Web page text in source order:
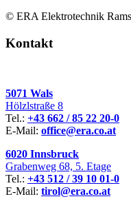
© ERA Elektrotechnik
Kontakt
5071 Wals
Hölzlstraße 8
Tel.: +43 662 / 85 22 20-0
E-Mail: office@era.co.at
6020 Innsbruck
Grabenweg 68, 5. Etage
Tel.: +43 512 / 39 10 01-0
E-Mail: tirol@era.co.at